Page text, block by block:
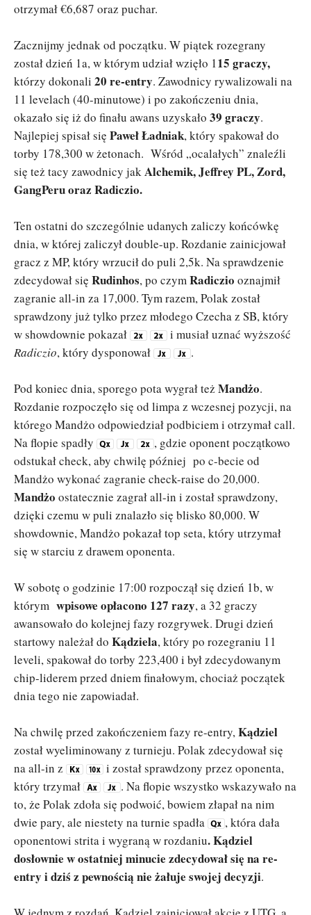
otrzymał €6,687 oraz puchar.
Zacznijmy jednak od początku. W piątek rozegrany
został dzień 1a, w którym udział wzięło 115 graczy,
którzy dokonali 20 re-entry. Zawodnicy rywalizowali na
11 levelach (40-minutowe) i po zakończeniu dnia,
okazało się iż do finału awans uzyskało 39 graczy.
Najlepiej spisał się Paweł Ładniak, który spakował do
torby 178,300 w żetonach. Wśród „ocalałych” znaleźli
się też tacy zawodnicy jakAlchemik, Jeffrey PL, Zord,
GangPeru oraz Radiczio.
Ten ostatni do szczególnie udanych zaliczy końcówkę
dnia, w której zaliczył double-up. Rozdanie zainicjował
gracz z MP, który wrzucił do puli 2,5k. Na sprawdzenie
zdecydował się Rudinhos, po czymRadiczio oznajmił
zagranie all-in za 17,000. Tym razem, Polak został
sprawdzony już tylko przez młodego Czecha z SB, który
w showdownie pokazał
i musiał uznać wyższość
Radiczio, który dysponował .
Pod koniec dnia, sporego pota wygrał też Mandżo.
Rozdanie rozpoczęło się od limpa z wczesnej pozycji, na
którego Mandżo odpowiedział podbiciem i otrzymał call.
Na flopie spadły
, gdzie oponent początkowo
odstukał check, aby chwilę później po c-becie od
Mandżo wykonać zagranie check-raise do 20,000.
Mandżo ostatecznie zagrał all-in i został sprawdzony,
dzięki czemu w puli znalazło się blisko 80,000. W
showdownie, Mandżo pokazał top seta, który utrzymał
się w starciu z drawem oponenta.
W sobotę o godzinie 17:00 rozpoczął się dzień 1b, w
którym wpisowe opłacono 127 razy, a 32 graczy
awansowało do kolejnej fazy rozgrywek. Drugi dzień
startowy należał do Kądziela, który po rozegraniu 11
leveli, spakował do torby 223,400 i był zdecydowanym
chip-liderem przed dniem finałowym, chociaż początek
dnia tego nie zapowiadał.
Na chwilę przed zakończeniem fazy re-entry,Kądziel
został wyeliminowany z turnieju. Polak zdecydował się
na all-in z
i został sprawdzony przez oponenta,
który trzymał
. Na flopie wszystko wskazywało na
to, że Polak zdoła się podwoić, bowiem złapał na nim
dwie pary, ale niestety na turnie spadła
, która dała
oponentowi strita i wygraną w rozdaniu. Kądziel
dosłownie w ostatniej minucie zdecydował się na re-
entry i dziś z pewnością nie żałuje swojej decyzji.